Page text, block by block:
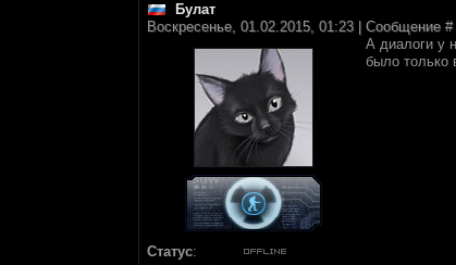
Булат
Воскресенье, 01.02.2015, 01:23 | Сообщение #
Статус:
А диалоги у
было только